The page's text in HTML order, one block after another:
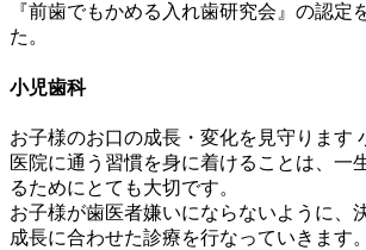
『前歯でもかめる入れ歯研究会』の認定
た。
小児歯科
お子様のお口の成長・変化を見守ります
医院に通う習慣を身に着けることは、一
るためにとても大切です。
お子様が歯医者嫌いにならないように、
成長に合わせた診療を行なっていきます